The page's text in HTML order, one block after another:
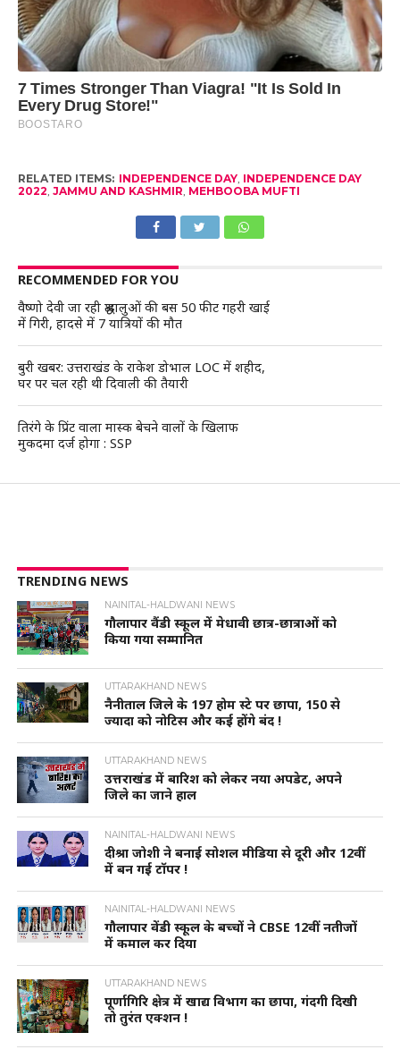
RELATED ITEMS: INDEPENDENCE DAY, INDEPENDENCE DAY
2022 JAMMU AND KASHMIR MEHBOOBA MUFTI
RECOMMENDED FOR YOU
वैष्णो देवी जा रही श्रद्धालुओं की बस 50 फीट गहरी खाई
में गिरी, हादसे में 7 यात्रियों की मौत
बुरी खबर: उत्तराखंड के राकेश डोभाल LOC में शहीद,
घर पर चल रही थी दिवाली की तैयारी
तिरंगे के प्रिंट वाला मास्क बेचने वालों के खिलाफ
मुकदमा दर्ज होगा : SSP
TRENDING NEWS
NAINITAL-HALDWANI NEWS
गौलापार वैंडी स्कूल में मेधावी छात्र-छात्राओं को
किया गया सम्मानित
UTTARAKHAND NEWS
नैनीताल जिले के 197 होम स्टे पर छापा, 150 से
ज्यादा को नोटिस और कई होंगे बंद !
UTTARAKHAND NEWS
उत्तराखंड में बारिश को लेकर नया अपडेट, अपने
जिले का जाने हाल
NAINITAL-HALDWANI NEWS
दीश्रा जोशी ने बनाई सोशल मीडिया से दूरी और 12वीं
में बन गई टॉपर !
NAINITAL-HALDWANI NEWS
गौलापार वेंडी स्कूल के बच्चों ने CBSE 12वीं नतीजों
में कमाल कर दिया
UTTARAKHAND NEWS
पूर्णागिरि क्षेत्र में खाद्य विभाग का छापा, गंदगी दिखी
तो तुरंत एक्शन !